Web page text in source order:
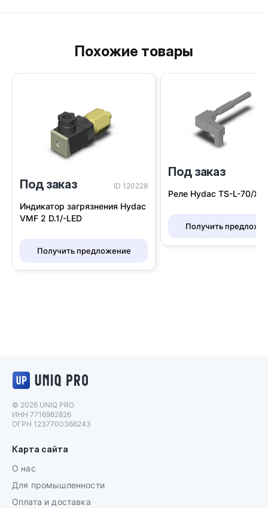
Похожие товары
Под заказ ID 120228
Индикатор загрязнения Hydac
VMF 2 D.1/-LED
Получить предложение
Под заказ
Реле Hydac TS-L-70/X/
Получить
© 2026 UNIQ PRO
ИНН 7716982826
ОГРН 1237700366243
Карта сайта
О нас
Для промышленности
Оплата и доставка